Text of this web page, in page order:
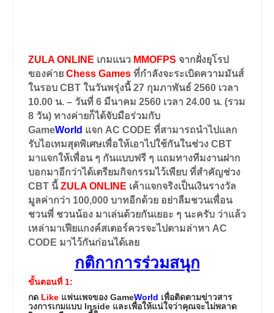
ZULA ONLINE เกมแนว MMOFPS จากฝั่งยุโรป
ของค่าย Chess Games ที่กำลังจะระเบิดความมันส์
ในรอบ CBT ในวันพรุ่งนี้ 27 กุมภาพันธ์ 2560 เวลา
10.00 น. – วันที่ 6 มีนาคม 2560 เวลา 24.00 น. (รวม
8 วัน) ทางค่ายก็ได้จับมือร่วมกับ
GameWorld แจก AC CODE ที่สามารถนำไปแลก
รับไอเทมสุดพิเศษเพื่อให้เอาไปใช้กันในช่วง CBT
มาแจกให้เพื่อน ๆ กันแบบฟรี ๆ แถมทางทีมงานฝาก
บอกมาอีกว่าได้เตรียมกิจกรรมไว้เพียบ ที่สำคัญช่วง
CBT นี้ZULA ONLINE เค้าแจกจริงเป็นเงินรางวัล
มูลค่ากว่า 100,000 บาทอีกด้วย อย่าลืมชวนเพื่อน
ชวนพี่ ชวนน้อง มาเล่นด้วยกันเยอะ ๆ นะครับ ว่าแล้ว
เหล่ามาเฟียแกงค์สเตอร์ควรจะไปตามล่าหา AC
CODE มาไว้กันก่อนได้เลย
กติกาการร่วมสนุก
ขั้นตอนที่ 1:
กด Like แฟนเพจของ GameWorld เพื่อติดตามข่าวสาร
วงการเกมแบบ Inside และเพื่อให้แน่ใจว่าคุณจะไม่พลาด